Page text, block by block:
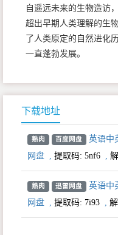
自遥远未来的生物造访
超出早期人类理解的生
了人类原定的自然进化
一直蓬勃发展。
下载地址
熟肉 百度网盘
英语中
网盘 , 提取码: 5nf6 ,
熟肉 迅雷网盘
英语中
网盘 , 提取码: 7i93 ,